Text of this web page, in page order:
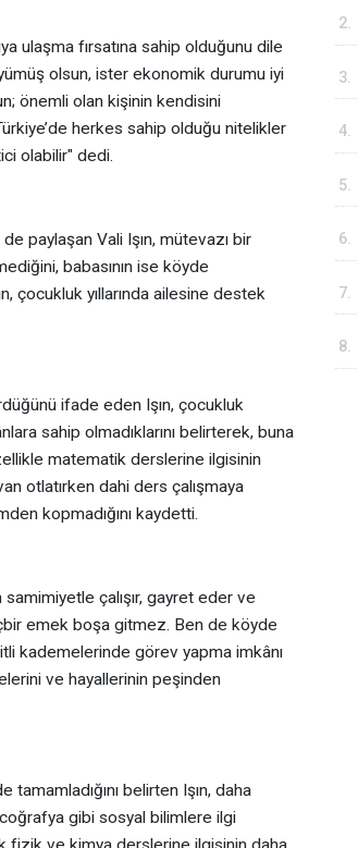
ulaşma fırsatına sahip olduğunu dile
olsun, ister ekonomik durumu iyi
önemli olan kişinin kendisini
herkes sahip olduğu nitelikler
olabilir" dedi.
paylaşan Vali Işın, mütevazı bir
babasının ise köyde
çocukluk yıllarında ailesine destek
ifade eden Işın, çocukluk
sahip olmadıklarını belirterek, buna
matematik derslerine ilgisinin
otlatırken dahi ders çalışmaya
kopmadığını kaydetti.
samimiyetle çalışır, gayret eder ve
emek boşa gitmez. Ben de köyde
kademelerinde görev yapma imkânı
ve hayallerinin peşinden
tamamladığını belirten Işın, daha
gibi sosyal bilimlere ilgi
2.
3.
4.
5.
6.
7.
8.